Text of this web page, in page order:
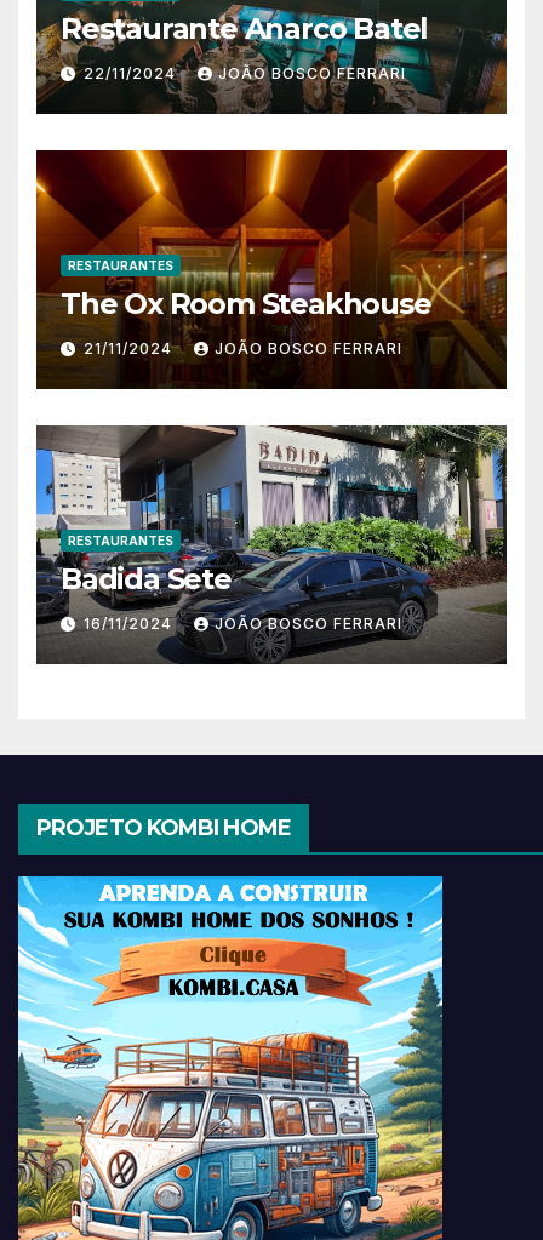
Restaurante Anarco Batel
22/11/2024 JOÃO BOSCO FERRARI
RESTAURANTES
The Ox Room Steakhouse
21/11/2024 JOÃO BOSCO FERRARI
RESTAURANTES
Badida Sete
16/11/2024 JOÃO BOSCO FERRARI
PROJETO KOMBI HOME